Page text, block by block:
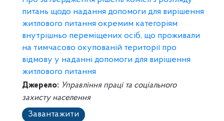
питань щодо надання допомоги для вирішення
житлового питання окремим категоріям
внутрішньо переміщених осіб, що проживали
на тимчасово окупованій території про
відмову у наданні допомоги для вирішення
житлового питання
Джерело: Управління праці та соціального
захисту населення
Завантажити